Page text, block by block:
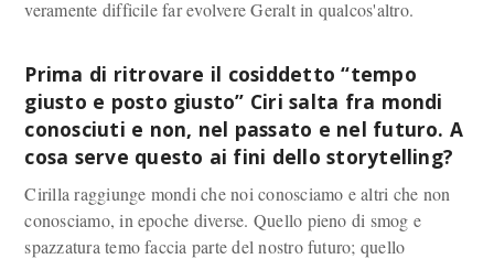
veramente difficile far evolvere Geralt in qualcos'altro.
Prima di ritrovare il cosiddetto “tempo
giusto e posto giusto” Ciri salta fra mondi
conosciuti e non, nel passato e nel futuro. A
cosa serve questo ai fini dello storytelling?
Cirilla raggiunge mondi che noi conosciamo e altri che non
conosciamo, in epoche diverse. Quello pieno di smog e
spazzatura temo faccia parte del nostro futuro; quello